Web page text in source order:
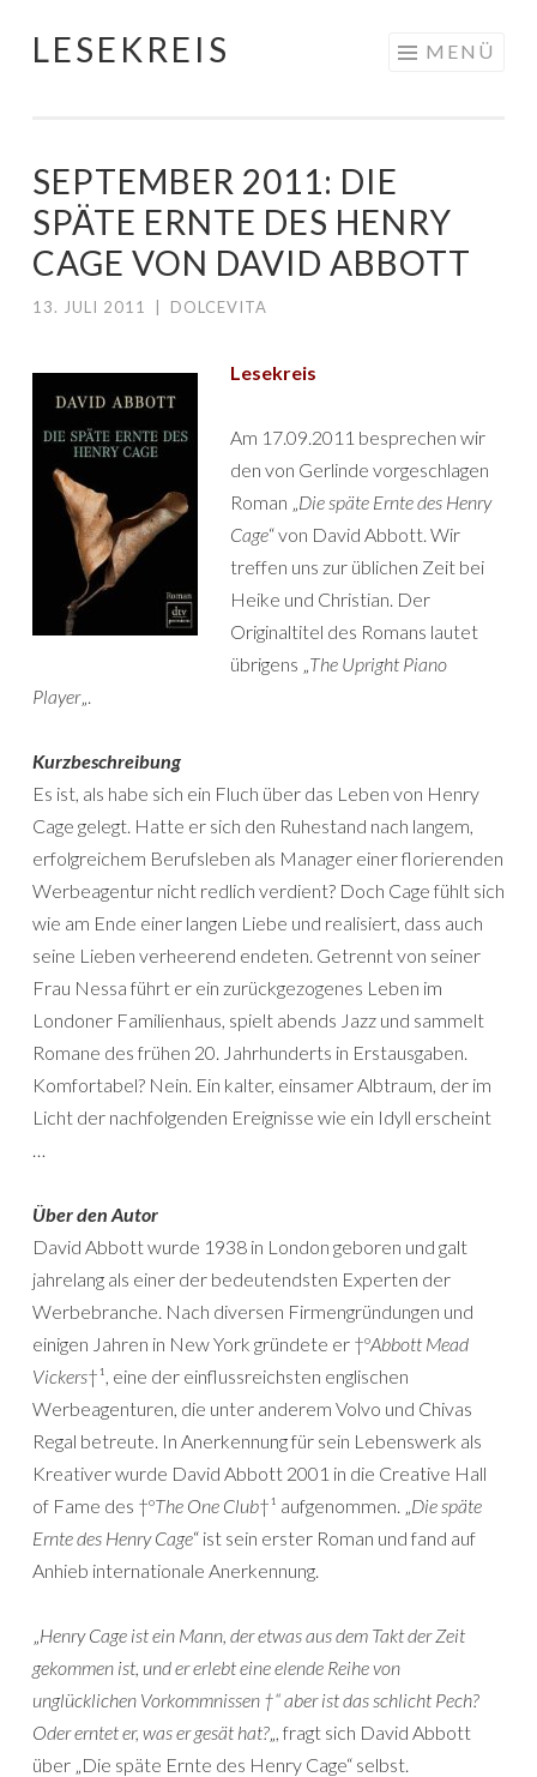
Springe
LESEKREIS MENÜ
SEPTEMBER 2011: DIE
SPÄTE ERNTE DES HENRY
CAGE VON DAVID ABBOTT
13. JULI 2011 DOLCEVITA
Lesekreis
Am 17.09.2011 besprechen wir
den von Gerlinde vorgeschlagen
Roman „Die späte Ernte des Henry
Cage“ von David Abbott. Wir
treffen uns zur üblichen Zeit bei
Heike und Christian. Der
Originaltitel des Romans lautet
übrigens „The Upright Piano
Player„.
Kurzbeschreibung
Es ist, als habe sich ein Fluch über das Leben von Henry
Cage gelegt. Hatte er sich den Ruhestand nach langem,
erfolgreichem Berufsleben als Manager einer florierenden
Werbeagentur nicht redlich verdient? Doch Cage fühlt sich
wie am Ende einer langen Liebe und realisiert, dass auch
seine Lieben verheerend endeten. Getrennt von seiner
Frau Nessa führt er ein zurückgezogenes Leben im
Londoner Familienhaus, spielt abends Jazz und sammelt
Romane des frühen 20. Jahrhunderts in Erstausgaben.
Komfortabel? Nein. Ein kalter, einsamer Albtraum, der im
Licht der nachfolgenden Ereignisse wie ein Idyll erscheint
…
Über den Autor
David Abbott wurde 1938 in London geboren und galt
jahrelang als einer der bedeutendsten Experten der
Werbebranche. Nach diversen Firmengründungen und
einigen Jahren in New York gründete er †ºAbbott Mead
Vickers†¹, eine der einflussreichsten englischen
Werbeagenturen, die unter anderem Volvo und Chivas
Regal betreute. In Anerkennung für sein Lebenswerk als
Kreativer wurde David Abbott 2001 in die Creative Hall
of Fame des †ºThe One Club†¹ aufgenommen. „Die späte
Ernte des Henry Cage“ ist sein erster Roman und fand auf
Anhieb internationale Anerkennung.
„Henry Cage ist ein Mann, der etwas aus dem Takt der Zeit
gekommen ist, und er erlebt eine elende Reihe von
unglücklichen Vorkommnissen †“ aber ist das schlicht Pech?
Oder erntet er, was er gesät hat?„, fragt sich David Abbott
über „Die späte Ernte des Henry Cage“ selbst.